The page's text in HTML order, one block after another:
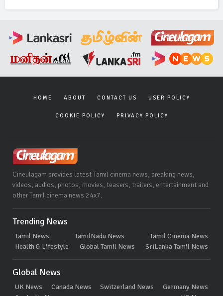
HOME ABOUT CONTACT US USER POLICY
COOKIE POLICY PRIVACY POLICY
Cineulagam provides latest Tamil cinema news, breaking news,
videos, audios, photos, movies, teasers, trailers, entertainment and
other Tamil cinema news 24x7.
Trending News
Tamil News TamilNadu News
Tamil Cinema News
Health & Lifestyle
Global Tamil News SriLanka Tamil News
Global News
UK News Canada News Switzerland News
Germany News